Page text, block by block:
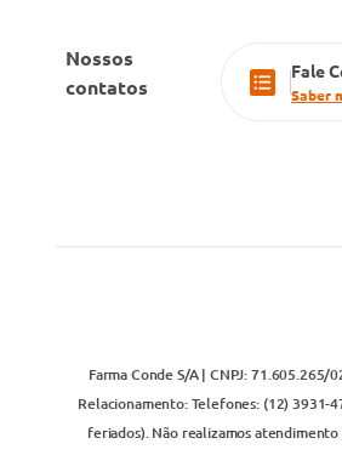
Nossos
contatos
Fale
Saber
Farma Conde S/A | CNPJ:
Relacionamento: Telefones: (12) 3931-
feriados). Não realizamos atendimento